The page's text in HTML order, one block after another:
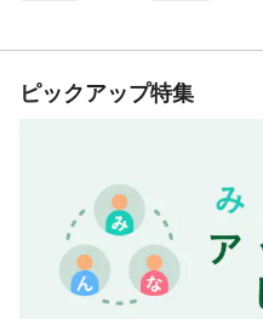
ピックアップ特集